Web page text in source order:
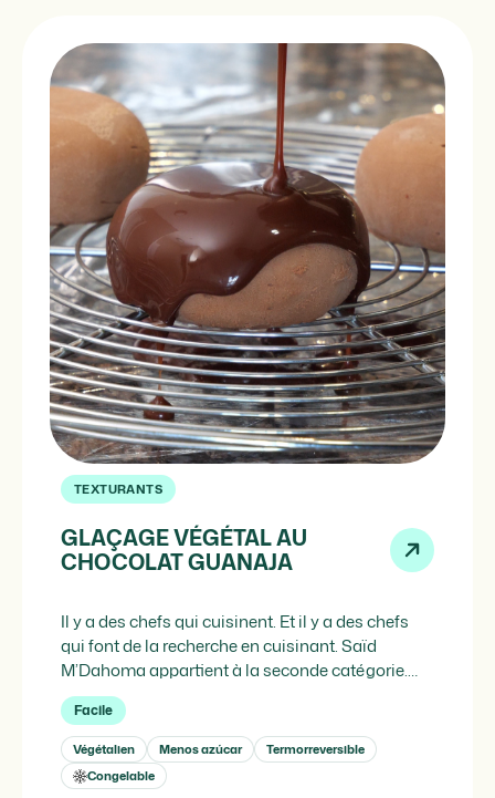
TEXTURANTS
GLAÇAGE VÉGÉTAL AU
CHOCOLAT GUANAJA
Il y a des chefs qui cuisinent. Et il y a des chefs
qui font de la recherche en cuisinant. Saïd
M’Dahoma appartient à la seconde catégorie.
Connu dans le monde de la pâtisserie
contemporaine sous le nom de Pastry Nerd, ce
chef pâtissier combine une formation
académique en neurosciences avec une
sensibilité technique et […]
Facile
Végétalien Menos azúcar
Termorreversible
Congelable